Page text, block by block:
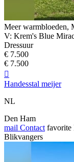
Meer warmbloeden,
V: Krem's Blue
Dressuur
€ 7.500
€ 7.500

Handesstal meijer
NL
Den Ham
mail Contact favorite
Blikvangers